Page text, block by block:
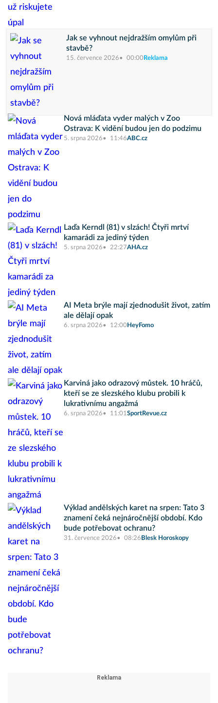
Jak se vyhnout nejdražším omylům při
stavbě?
15. července 2026 00:00 Reklama
Nová mláďata vyder malých v Zoo
Ostrava: K vidění budou jen do podzimu
5. srpna 2026 11:46ABC.cz
Laďa Kerndl (81) v slzách! Čtyři mrtví
kamarádi za jediný týden
5. srpna 2026 22:27AHA.cz
AI Meta brýle mají zjednodušit život, zatím
ale dělají opak
6. srpna 2026 12:00 HeyFomo
Karviná jako odrazový můstek. 10 hráčů,
kteří se ze slezského klubu probili k
lukrativnímu angažmá
6. srpna 2026 11:01SportRevue.cz
Výklad andělských karet na srpen: Tato 3
znamení čeká nejnáročnější období. Kdo
bude potřebovat ochranu?
31. července 2026 08:26 Blesk Horoskopy